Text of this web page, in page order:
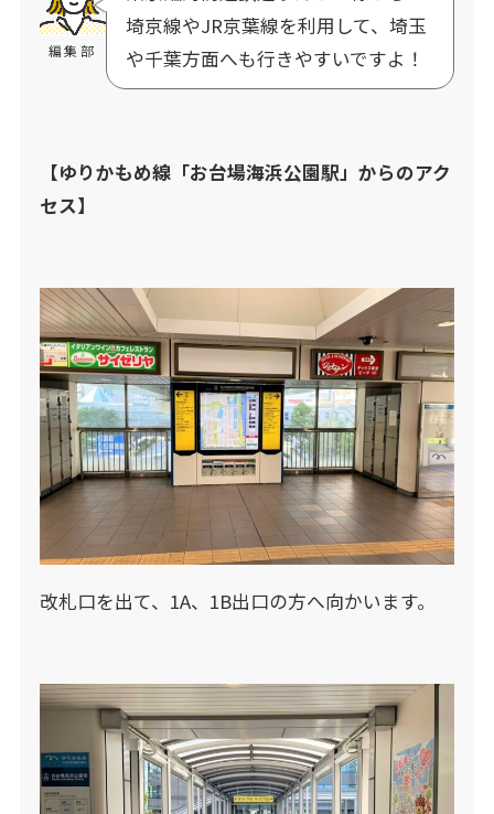
編集部
埼京線やJR京葉線を利用して、埼玉
や千葉方面へも行きやすいですよ！
【ゆりかもめ線「お台場海浜公園駅」からのアク
セス】
改札口を出て、1A、1B出口の方へ向かいます。